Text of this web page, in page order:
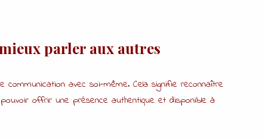
parler aux autres
avec soi-même. Cela signifie reconnaître
offrir une présence authentique et disponible à